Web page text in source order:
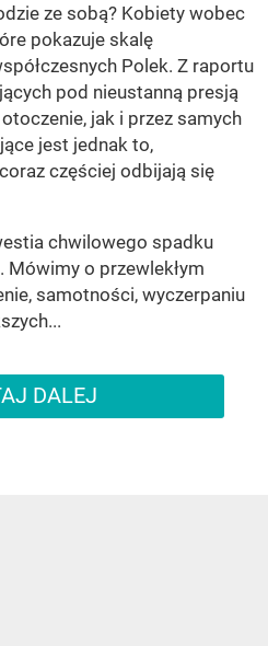
ze sobą? Kobiety wobec
pokazuje skalę
Polek. Z raportu
pod nieustanną presją
jak i przez samych
jest jednak to,
częściej odbijają się
chwilowego spadku
o przewlekłym
samotności, wyczerpaniu
DALEJ